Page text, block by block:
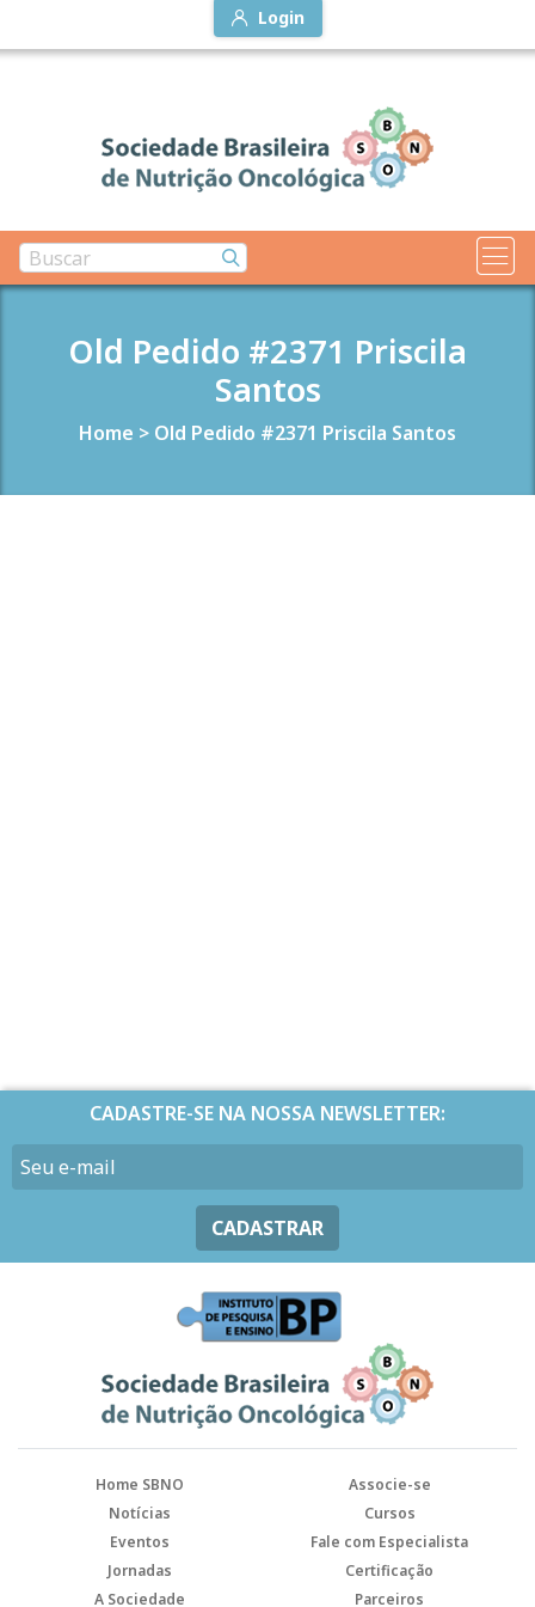
Login
Old Pedido #2371 Priscila
Santos
Home > Old Pedido #2371 Priscila Santos
CADASTRE-SE NA NOSSA NEWSLETTER:
CADASTRAR
Home SBNO
Associe-se
Notícias
Cursos
Eventos
Fale com Especialista
Jornadas
Certificação
A Sociedade
Parceiros